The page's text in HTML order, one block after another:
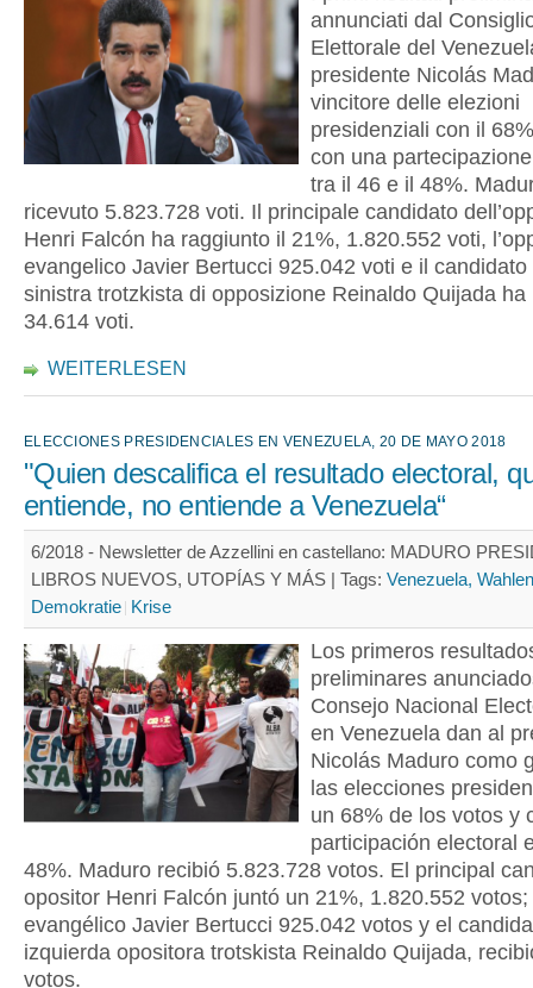
annunciati dal
Elettorale del
presidente Nicolás
vincitore delle elezioni
presidenziali con il
con una
tra il 46 e il 48%.
ricevuto 5.823.728 voti. Il principale candidato
Henri Falcón ha raggiunto il 21%, 1.820.552 voti,
evangelico Javier Bertucci 925.042 voti e il candidato
sinistra trotzkista di opposizione Reinaldo Quijada ha
34.614 voti.
WEITERLESEN
ELECCIONES PRESIDENCIALES EN VENEZUELA, 20 DE MAYO 2018
"Quien descalifica el resultado electoral,
entiende, no entiende a Venezuela“
6/2018 - Newsletter de Azzellini en castellano: MADURO
LIBROS NUEVOS, UTOPÍAS Y MÁS | Tags: Venezuela, Wahlen
Demokratie Krise
Los primeros
preliminares
Consejo Nacional
en Venezuela dan al
Nicolás Maduro como
las elecciones
un 68% de los votos y
participación electoral
48%. Maduro recibió 5.823.728 votos. El principal
opositor Henri Falcón juntó un 21%, 1.820.552
evangélico Javier Bertucci 925.042 votos y el
izquierda opositora trotskista Reinaldo Quijada,
votos.